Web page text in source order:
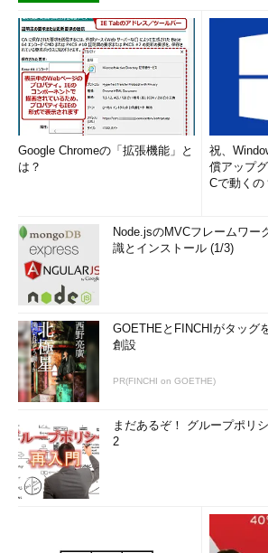
Google Chromeの「拡張機能」と
は？
祝、
償アップ
Cで動くの
Node.jsのMVCフレームワー
識とインストール (1/3)
GOETHEとFINCHIがタッグ
創設
PR(FINCHI on GOETHE)
まだあるぞ！ グループポリ
2